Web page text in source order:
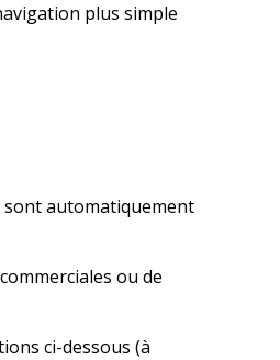
plus simple
sont automatiquement
ou de
ci-dessous (à